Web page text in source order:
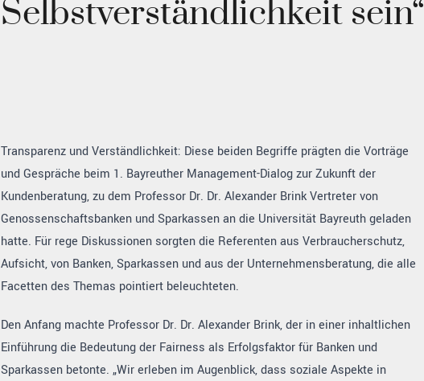
Selbstverständlichkeit sein“
Transparenz und Verständlichkeit: Diese beiden Begriffe prägten die Vorträge
und Gespräche beim 1. Bayreuther Management-Dialog zur Zukunft der
Kundenberatung, zu dem Professor Dr. Dr. Alexander Brink Vertreter von
Genossenschaftsbanken und Sparkassen an die Universität Bayreuth geladen
hatte. Für rege Diskussionen sorgten die Referenten aus Verbraucherschutz,
Aufsicht, von Banken, Sparkassen und aus der Unternehmensberatung, die alle
Facetten des Themas pointiert beleuchteten.
Den Anfang machte Professor Dr. Dr. Alexander Brink, der in einer inhaltlichen
Einführung die Bedeutung der Fairness als Erfolgsfaktor für Banken und
Sparkassen betonte. „Wir erleben im Augenblick, dass soziale Aspekte in